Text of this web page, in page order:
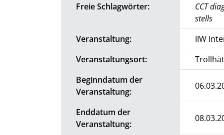
Freie Schlagwörter:
CCT
stells
Veranstaltung:
IIW
Veranstaltungsort:
Beginndatum der
Veranstaltung:
Enddatum der
Veranstaltung: